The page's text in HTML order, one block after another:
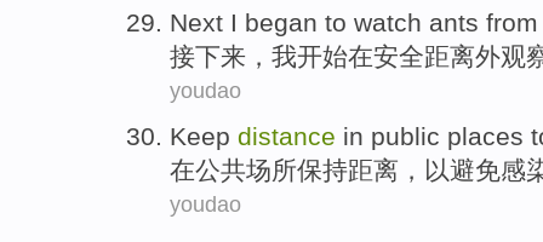
Next I began to watch ants
接下来，我开始在安全距离外观
youdao
Keep distance in public places
在公共场所保持距离，以避免感
youdao